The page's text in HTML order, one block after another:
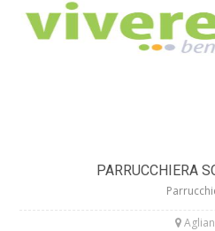
PARRUCCHIERA